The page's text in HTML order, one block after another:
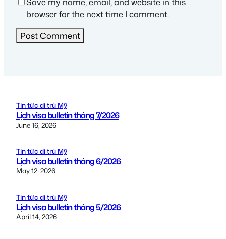
browser for the next time I comment.
Tin tức di trú Mỹ
Lịch visa bulletin tháng 7/2026
June 16, 2026
Tin tức di trú Mỹ
Lịch visa bulletin tháng 6/2026
May 12, 2026
Tin tức di trú Mỹ
Lịch visa bulletin tháng 5/2026
April 14, 2026